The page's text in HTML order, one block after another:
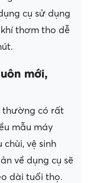
cụ sử dụng
thơm tho dễ
mới,
thường có rất
mẫu máy
vệ sinh
về dụng cụ sẽ
dài tuổi thọ.